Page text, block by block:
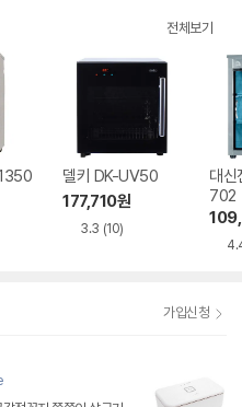
전체보기
델키 DK-UV50
177,710원
3.3 (10)
대신
702
가입신청